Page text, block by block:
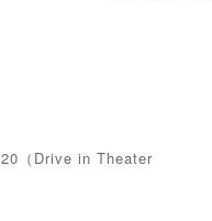
（Drive in Theater